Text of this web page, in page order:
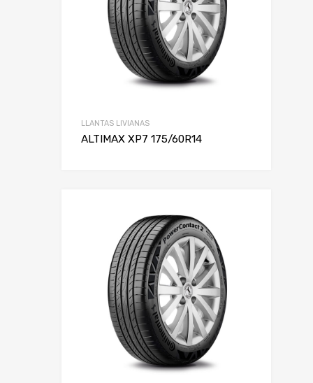
LLANTAS LIVIANAS
ALTIMAX XP7 175/60R14